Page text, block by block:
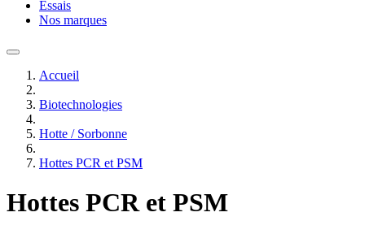
Essais
Nos marques
Accueil
Biotechnologies
Hotte / Sorbonne
Hottes PCR et PSM
Hottes PCR et PSM